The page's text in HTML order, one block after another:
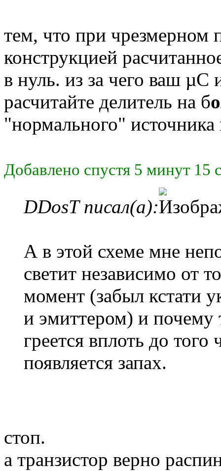
тем, что при чрезмерном
конструкцией
в нуль. из за чего ваш µC
расчитайте делитель на бо
"нормального"
Добавлено спустя 5 минут 15
DDosT писал(а):
А в этой схеме мне
светит независимо от
момент (забыл кстати
и эмиттером) и почему
греется вплоть до того
появляется запах.
стоп.
а транзистор верно